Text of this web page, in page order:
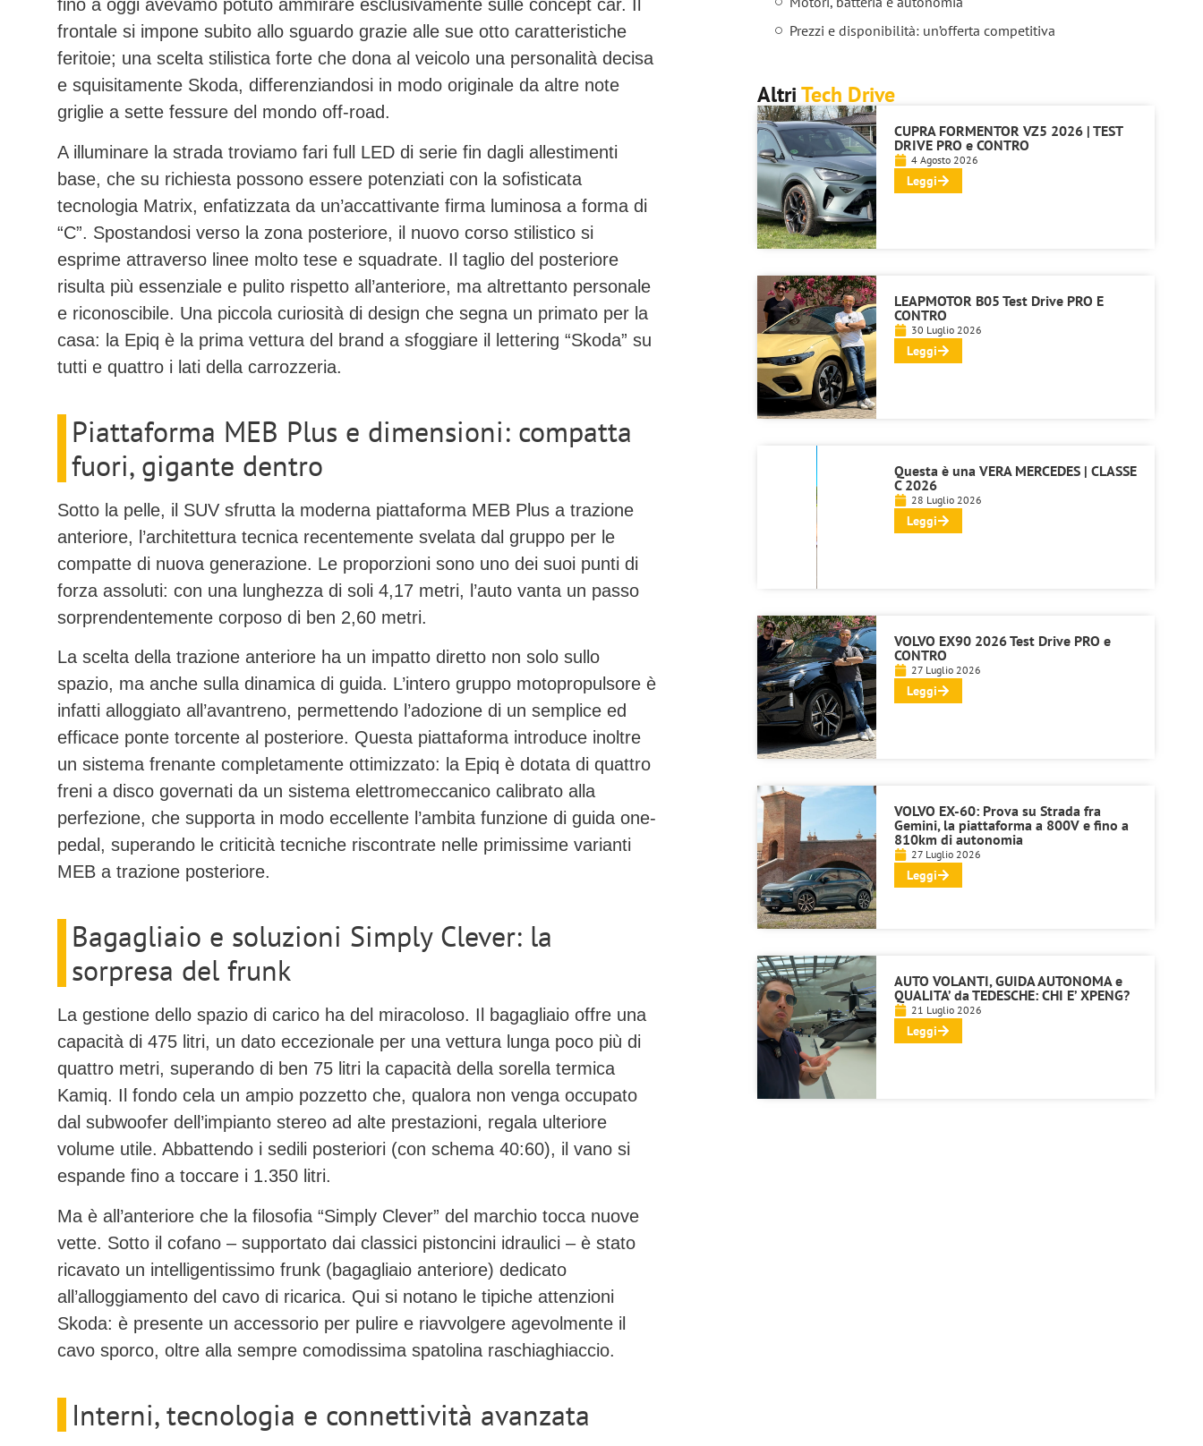
fino a oggi avevamo potuto ammirare esclusivamente sulle concept car. Il
frontale si impone subito allo sguardo grazie alle sue otto caratteristiche
feritoie; una scelta stilistica forte che dona al veicolo una personalità decisa
e squisitamente Skoda, differenziandosi in modo originale da altre note
griglie a sette fessure del mondo off-road.
A illuminare la strada troviamo fari full LED di seriefin dagli allestimenti
base, che su richiesta possono essere potenziati con la sofisticata
tecnologia Matrix, enfatizzata da un’accattivante firma luminosa a forma di
“C”. Spostandosi verso la zona posteriore, il nuovo corso stilistico si
esprime attraverso linee molto tese e squadrate. Il taglio del posteriore
risulta più essenziale e pulito rispetto all’anteriore, ma altrettanto personale
e riconoscibile. Una piccola curiosità di design che segna un primato per la
casa: la Epiq è la prima vettura del brand a sfoggiare il lettering “Skoda” su
tutti e quattro i lati della carrozzeria.
Piattaforma MEB Plus e dimensioni: compatta
fuori, gigante dentro
Sotto la pelle, il SUV sfrutta la moderna piattaforma MEB Plusa trazione
anteriore, l’architettura tecnica recentemente svelata dal gruppo per le
compatte di nuova generazione. Le proporzioni sono uno dei suoi punti di
forza assoluti: con una lunghezza di soli 4,17 metri, l’auto vanta un passo
sorprendentemente corposo di ben 2,60 metri.
La scelta della trazione anteriore ha un impatto diretto non solo sullo
spazio, ma anche sulla dinamica di guida. L’intero gruppo motopropulsore è
infatti alloggiato all’avantreno, permettendo l’adozione di un semplice ed
efficace ponte torcente al posteriore. Questa piattaforma introduce inoltre
un sistema frenante completamente ottimizzato: la Epiq è dotata di quattro
freni a discogovernati da un sistema elettromeccanico calibrato alla
perfezione, che supporta in modo eccellente l’ambita funzione di guida one-
pedal , superando le criticità tecniche riscontrate nelle primissime varianti
MEB a trazione posteriore.
Bagagliaio e soluzioni Simply Clever: la
sorpresa del frunk
La gestione dello spazio di carico ha del miracoloso. Il
bagagliaio offre una
capacità di 475 litri, un dato eccezionale per una vettura lunga poco più di
quattro metri, superando di ben 75 litri la capacità della sorella termica
Kamiq. Il fondo cela un ampio pozzetto che, qualora non venga occupato
dal subwoofer dell’impianto stereo ad alte prestazioni, regala ulteriore
volume utile. Abbattendo i sedili posteriori (con schema 40:60), il vano si
espande fino a toccare i 1.350 litri.
Ma è all’anteriore che la filosofia “Simply Clever” del marchio tocca nuove
vette. Sotto il cofano – supportato dai classici pistoncini idraulici – è stato
ricavato un intelligentissimo frunk(bagagliaio anteriore) dedicato
all’alloggiamento del cavo di ricarica. Qui si notano le tipiche attenzioni
Skoda: è presente un accessorio per pulire e riavvolgere agevolmente il
cavo sporco, oltre alla sempre comodissima spatolina raschiaghiaccio.
Interni, tecnologia e connettività avanzata
Prezzi e disponibilità: un’offerta competitiva
AltriTech Drive
CUPRA FORMENTOR VZ5 2026 | TEST
DRIVE PRO e CONTRO
4 Agosto 2026
Leggi
LEAPMOTOR B05 Test Drive PRO E
CONTRO
30 Luglio 2026
Leggi
Questa è una VERA MERCEDES | CLASSE
C 2026
28 Luglio 2026
Leggi
VOLVO EX90 2026 Test Drive PRO e
CONTRO
27 Luglio 2026
Leggi
VOLVO EX-60: Prova su Strada fra
Gemini, la piattaforma a 800V e fino a
810km di autonomia
27 Luglio 2026
Leggi
AUTO VOLANTI, GUIDA AUTONOMA e
QUALITA’ da TEDESCHE: CHI E’ XPENG?
21 Luglio 2026
Leggi